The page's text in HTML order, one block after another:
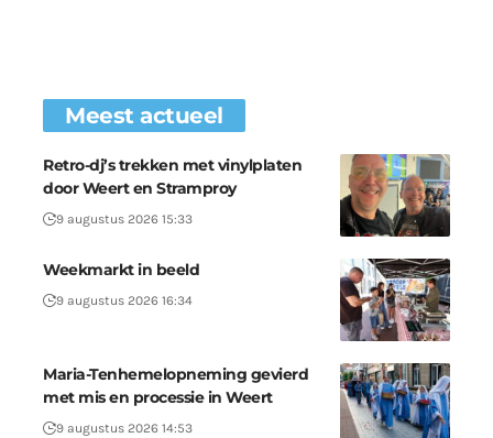
Meest actueel
Retro-dj’s trekken met vinylplaten
door Weert en Stramproy
9 augustus 2026 15:33
Weekmarkt in beeld
9 augustus 2026 16:34
Maria-Tenhemelopneming gevierd
met mis en processie in Weert
9 augustus 2026 14:53